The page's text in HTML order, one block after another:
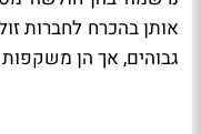
אותן בהכרח לחברות
גבוהים, אך הן